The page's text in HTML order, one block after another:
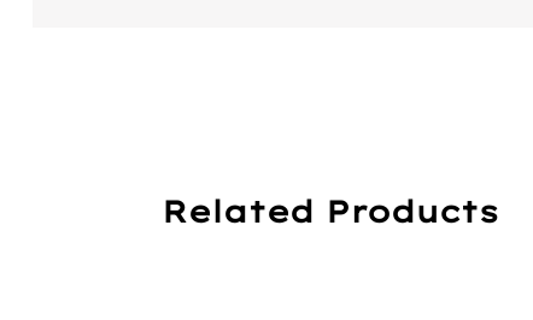
Related Products